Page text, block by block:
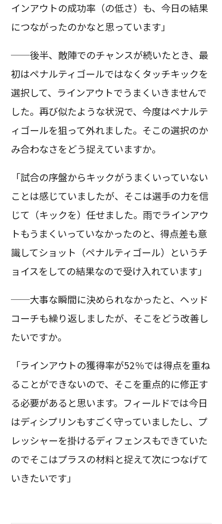
インアウトの成功率（の低さ）も、今日の結果
につながったのかなと思っています」
──後半、敵陣でのチャンスが続いたとき、最
初はペナルティゴールではなくタッチキックを
選択して、ラインアウトでうまくいきませんで
した。再び似たような状況で、今度はペナルテ
ィゴールを狙って外れました。そこの選択のか
み合わなさをどう捉えていますか。
「試合の序盤からキックがうまくいっていない
ことは感じていましたが、そこは選手の力を信
じて（キックを）任せました。雨でラインアウ
トもうまくいっていなかったのと、得点差も意
識してショット（ペナルティゴール）というチ
ョイスをしての結果なので受け入れています」
──大事な瞬間に決められなかったと、ヘッド
コーチも繰り返しましたが、そこをどう改善し
たいですか。
「ラインアウトの獲得率が52％では得点を重ね
ることができないので、そこを重点的に修正す
る必要があると思います。フィールドでは今日
はディシプリンもすごく守っていましたし、プ
レッシャーを掛けるディフェンスもできていた
のでそこはプラスの材料と捉えて次につなげて
いきたいです」